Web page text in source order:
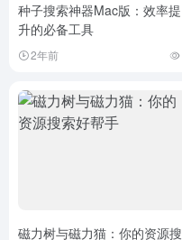
种子搜索神器Mac版：效率提
升的必备工具
2年前
磁力树与磁力猫：你的资源搜